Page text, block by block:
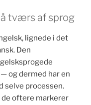
tværs af sprog
lignede i det
Den
og dermed har en
selve processen.
de oftere markerer